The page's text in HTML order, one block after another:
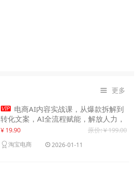
 更多
 电商AI内容实战课，从爆款拆解到
转化文案，AI全流程赋能，解放人力，
单月节省内容成本数万元
¥ 19.90 原价: ¥ 199.00
淘宝电商 2026-01-11